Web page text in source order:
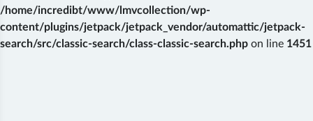
/home/incredibt/www/lmvcollection/wp-
content/plugins/jetpack/jetpack_vendor/automattic/jetpack-
search/src/classic-search/class-classic-search.php on line 1451